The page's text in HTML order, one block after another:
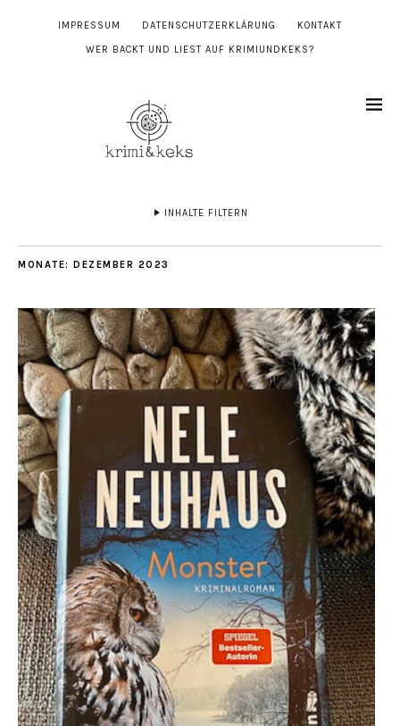
IMPRESSUM DATENSCHUTZERKLÄRUNG KONTAKT
WER BACKT UND LIEST AUF KRIMIUNDKEKS?
INHALTE FILTERN
MONATE: DEZEMBER 2023